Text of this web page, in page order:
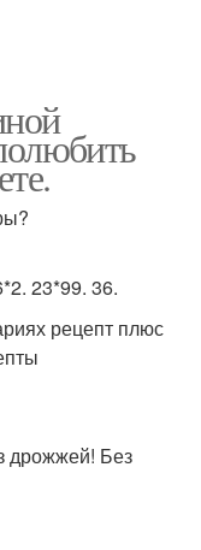
23*99. 36.
рецепт плюс
дрожжей! Без